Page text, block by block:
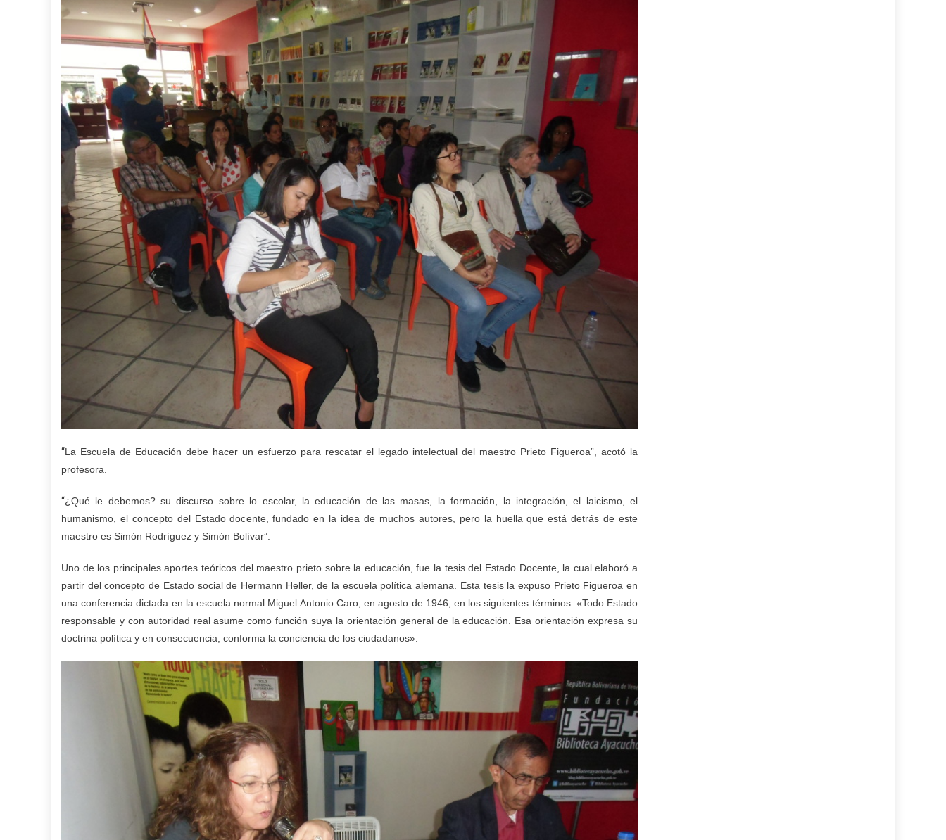
“La Escuela de Educación debe hacer un esfuerzo para rescatar el legado intelectual del maestro Prieto Figueroa”, acotó la
profesora.
“¿Qué le debemos? su discurso sobre lo escolar, la educación de las masas, la formación, la integración, el laicismo, el
humanismo, el concepto del Estado docente, fundado en la idea de muchos autores, pero la huella que está detrás de este
maestro es Simón Rodríguez y Simón Bolívar”.
Uno de los principales aportes teóricos del maestro prieto sobre la educación, fue la tesis del Estado Docente, la cual elaboró a
partir del concepto de Estado social de Hermann Heller, de la escuela política alemana. Esta tesis la expuso Prieto Figueroa en
una conferencia dictada en la escuela normal Miguel Antonio Caro, en agosto de 1946, en los siguientes términos: «Todo Estado
responsable y con autoridad real asume como función suya la orientación general de la educación. Esa orientación expresa su
doctrina política y en consecuencia, conforma la conciencia de los ciudadanos».